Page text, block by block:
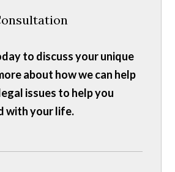
to discuss your unique
about how we can help
issues to help you
with your life.